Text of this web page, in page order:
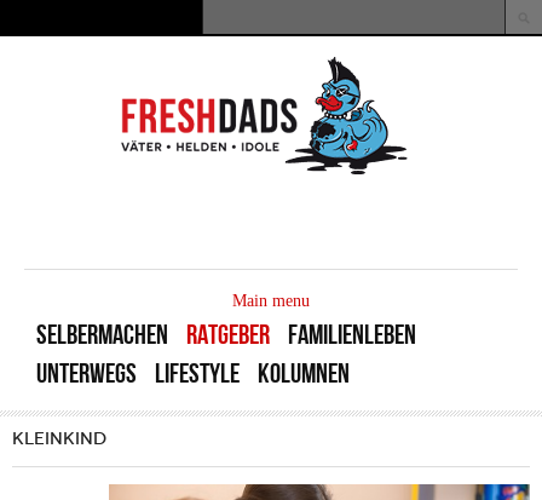
Suchformular
Main menu
SELBERMACHEN RATGEBER
FAMILIENLEBEN
UNTERWEGS
LIFESTYLE KOLUMNEN
KLEINKIND